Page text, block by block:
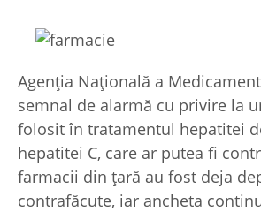
Agenţia Naţională a
semnal de alarmă cu privire la
folosit în tratamentul hepatitei
hepatitei C, care ar putea fi
farmacii din ţară au fost deja
contrafăcute, iar ancheta